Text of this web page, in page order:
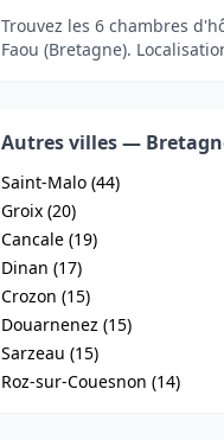
Trouvez les 6 chambres
Faou (Bretagne).
Autres villes —
Saint-Malo (44)
Groix (20)
Cancale (19)
Dinan (17)
Crozon (15)
Douarnenez (15)
Sarzeau (15)
Roz-sur-Couesnon (14)